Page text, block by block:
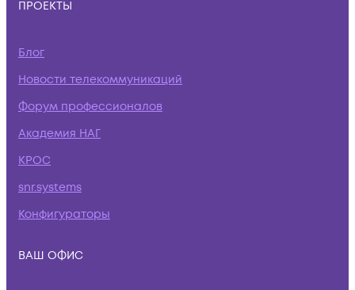
ПРОЕКТЫ
Блог
Новости телекоммуникаций
Форум профессионалов
Академия НАГ
КРОС
snr.systems
Конфигураторы
ВАШ ОФИС